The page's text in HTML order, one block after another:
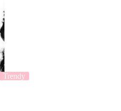
Trendy